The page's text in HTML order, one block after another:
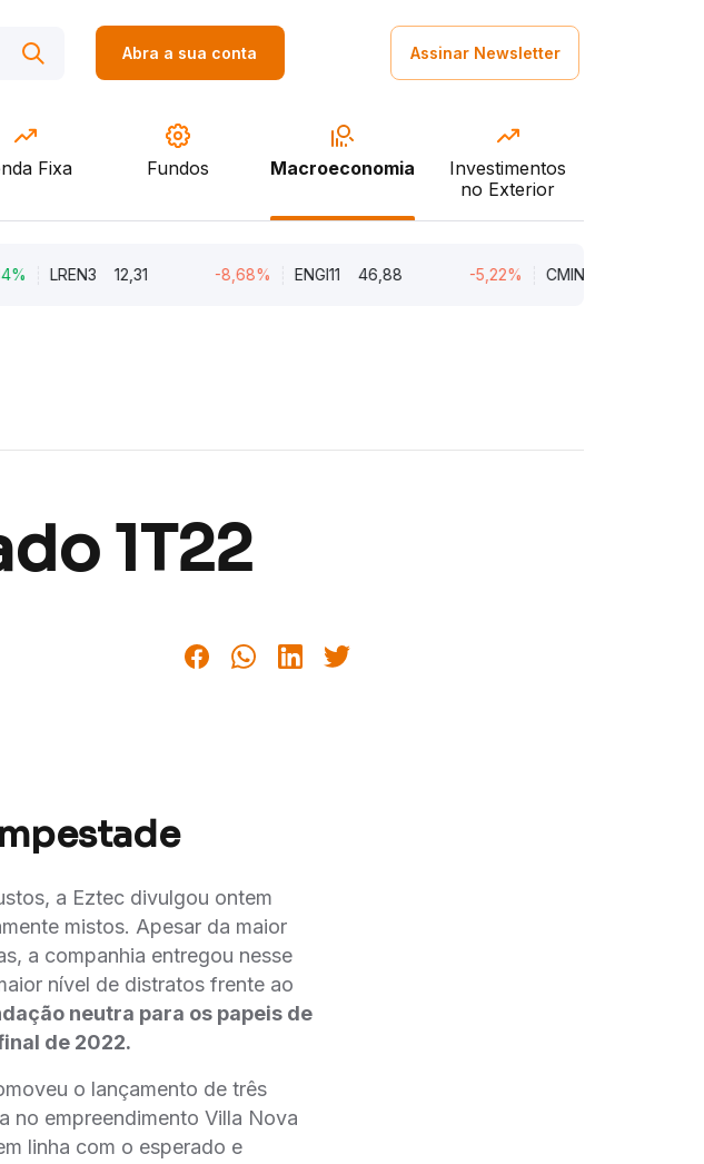
Abra a sua conta Assinar Newsletter
Fixa Fundos Macroeconomia
Investimentos
no Exterior
LREN3 12,31 -8,68% ENGI11 46,88 -5,22% CMIN3 5,45
1T22
a Eztec divulgou ontem
mistos. Apesar da maior
a companhia entregou nesse
nível de distratos frente ao
neutra para os papeis de
de 2022.
o lançamento de três
no empreendimento Villa Nova
linha com o esperado e